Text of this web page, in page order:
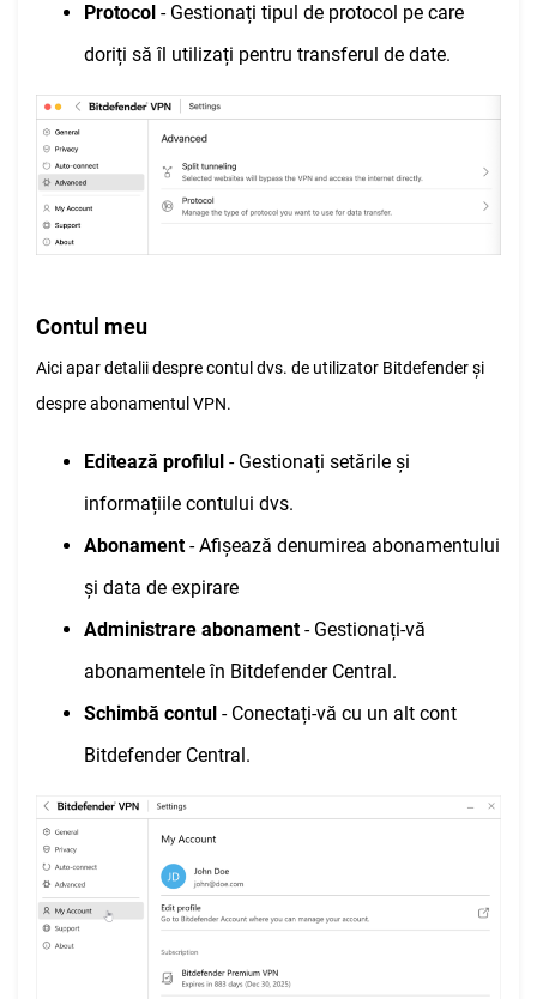
Protocol - Gestionați tipul de protocol pe care
doriți să îl utilizați pentru transferul de date.
Contul meu
Aici apar detalii despre contul dvs. de utilizator Bitdefender și
despre abonamentul VPN.
Editează profilul - Gestionați setările și
informațiile contului dvs.
Abonament- Afișează denumirea abonamentului
și data de expirare
Administrare abonament- Gestionați-vă
abonamentele în Bitdefender Central.
Schimbă contul - Conectați-vă cu un alt cont
Bitdefender Central.